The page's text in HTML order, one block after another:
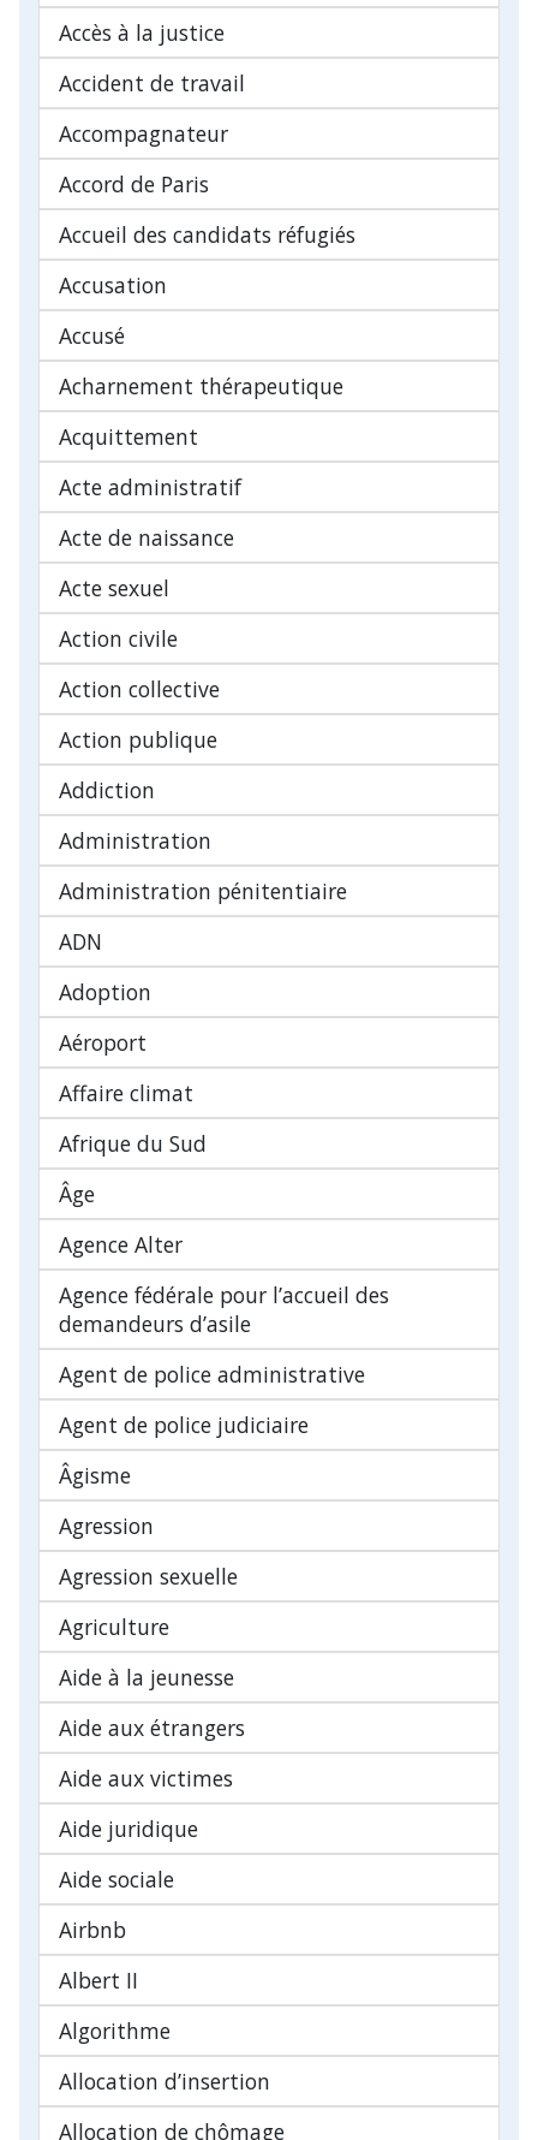
Accès à la justice
Accident de travail
Accompagnateur
Accord de Paris
Accueil des candidats réfugiés
Accusation
Accusé
Acharnement thérapeutique
Acquittement
Acte administratif
Acte de naissance
Acte sexuel
Action civile
Action collective
Action publique
Addiction
Administration
Administration pénitentiaire
ADN
Adoption
Aéroport
Affaire climat
Afrique du Sud
Âge
Agence Alter
Agence fédérale pour l’accueil des
demandeurs d’asile
Agent de police administrative
Agent de police judiciaire
Âgisme
Agression
Agression sexuelle
Agriculture
Aide à la jeunesse
Aide aux étrangers
Aide aux victimes
Aide juridique
Aide sociale
Airbnb
Albert II
Algorithme
Allocation d’insertion
Allocation de chômage